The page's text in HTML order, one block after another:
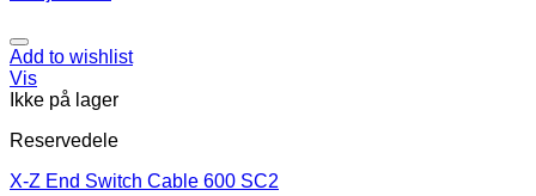
Add to wishlist
Vis
Ikke på lager
Reservedele
X-Z End Switch Cable 600 SC2